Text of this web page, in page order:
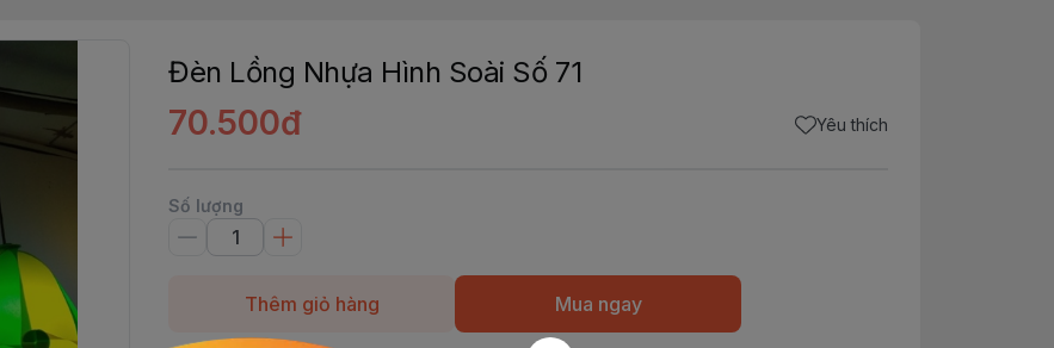
Đèn Lồng Nhựa Hình Soài Số 71
70.500đ Yêu thích
Số lượng
Thêm giỏ hàng Mua ngay